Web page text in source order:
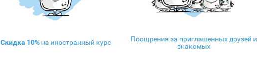
Скидка 10%на иностранный курс
Поощрения за приглашенных друзей и
знакомых